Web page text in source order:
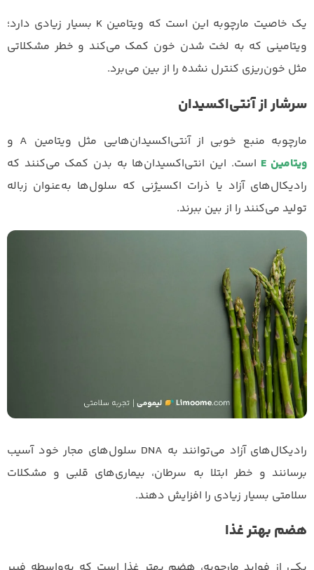
یک خاصیت مارچوبه این است که ویتامین K بسیار زیادی دارد؛
ویتامینی که به لخت شدن خون کمک می‌کند و خطر مشکلاتی
مثل خون‌ریزی کنترل نشده را از بین می‌برد.
سرشار از آنتی‌اکسیدان
مارچوبه منبع خوبی از آنتی‌اکسیدان‌هایی مثل ویتامین A و
ویتامین E است. این انتی‌اکسیدان‌ها به بدن کمک می‌کنند که
رادیکال‌های آزاد یا ذرات اکسیژنی که سلول‌ها به‌عنوان زباله
تولید می‌کنند را از بین ببرند.
رادیکال‌های آزاد می‌توانند به DNA سلول‌های مجار خود آسیب
برسانند و خطر ابتلا به سرطان، بیماری‌های قلبی و مشکلات
سلامتی بسیار زیادی را افزایش دهند.
هضم بهتر غذا